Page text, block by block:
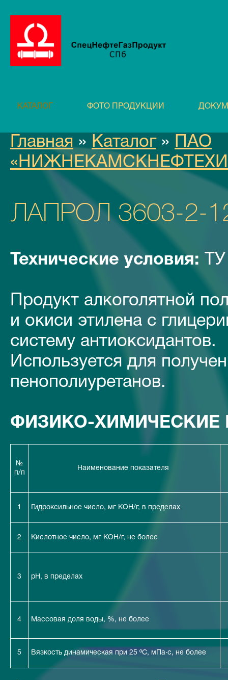
КАТАЛОГ ФОТО ПРОДУКЦИИ
Главная » Каталог»
ПАО
ЛАПРОЛ 3603-2-
Технические условия:
Продукт алкоголятной
и окиси этилена с
систему антиоксидантов.
Используется для
пенополиуретанов.
ФИЗИКО-ХИМИЧЕСКИЕ
№
п/п
Наименование показателя
1 Гидроксильное число, мг КОН/г, в пределах
2 Кислотное число, мг КОН/г, не более
3 pH, в пределах
4 Массовая доля воды, %, не более
5 Вязкость динамическая при 25 ºС, мПа·с, не более